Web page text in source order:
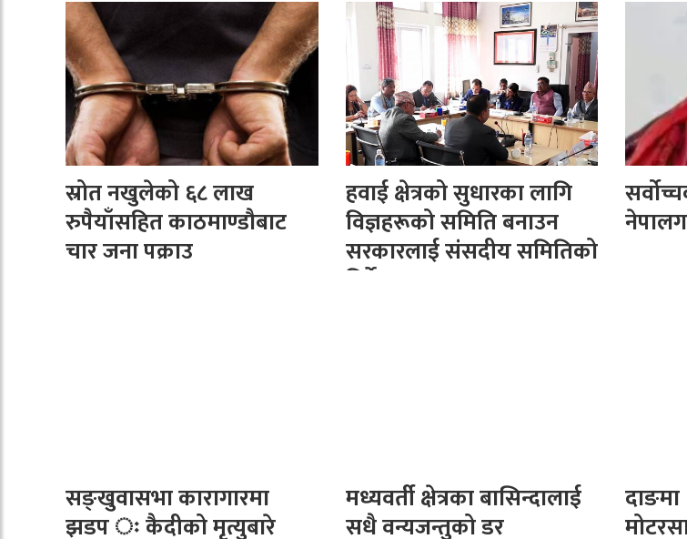
स्रोत नखुलेको ६८ लाख
रुपैयाँसहित काठमाण्डौबाट
चार जना पक्राउ
हवाई क्षेत्रको सुधारका लागि
विज्ञहरूको समिति बनाउन
सरकारलाई संसदीय समितिको
निर्देशन
सङ्खुवासभा कारागारमा
झडप ः कैदीको मृत्युबारे
मध्यवर्ती क्षेत्रका बासिन्दालाई
सधै वन्यजन्तुको डर